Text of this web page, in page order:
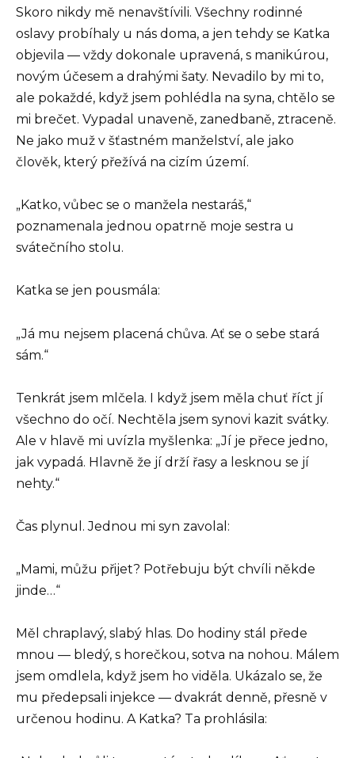
Skoro nikdy mě nenavštívili. Všechny rodinné
oslavy probíhaly u nás doma, a jen tehdy se Katka
objevila — vždy dokonale upravená, s manikúrou,
novým účesem a drahými šaty. Nevadilo by mi to,
ale pokaždé, když jsem pohlédla na syna, chtělo se
mi brečet. Vypadal unaveně, zanedbaně, ztraceně.
Ne jako muž v šťastném manželství, ale jako
člověk, který přežívá na cizím území.
„Katko, vůbec se o manžela nestaráš,“
poznamenala jednou opatrně moje sestra u
svátečního stolu.
Katka se jen pousmála:
„Já mu nejsem placená chůva. Ať se o sebe stará
sám.“
Tenkrát jsem mlčela. I když jsem měla chuť říct jí
všechno do očí. Nechtěla jsem synovi kazit svátky.
Ale v hlavě mi uvízla myšlenka: „Jí je přece jedno,
jak vypadá. Hlavně že jí drží řasy a lesknou se jí
nehty.“
Čas plynul. Jednou mi syn zavolal:
„Mami, můžu přijet? Potřebuju být chvíli někde
jinde…“
Měl chraplavý, slabý hlas. Do hodiny stál přede
mnou — bledý, s horečkou, sotva na nohou. Málem
jsem omdlela, když jsem ho viděla. Ukázalo se, že
mu předepsali injekce — dvakrát denně, přesně v
určenou hodinu. A Katka? Ta prohlásila: